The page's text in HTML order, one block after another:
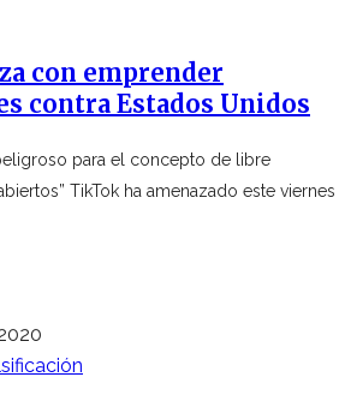
con emprender
contra Estados Unidos
para el concepto de libre
TikTok ha amenazado este viernes